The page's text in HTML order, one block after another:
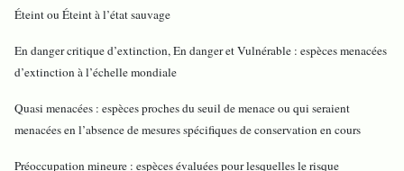
Éteint ou Éteint à l’état sauvage
En danger critique d’extinction, En danger et Vulnérable : espèces menacées
d’extinction à l’échelle mondiale
Quasi menacées : espèces proches du seuil de menace ou qui seraient
menacées en l’absence de mesures spécifiques de conservation en cours
Préoccupation mineure : espèces évaluées pour lesquelles le risque